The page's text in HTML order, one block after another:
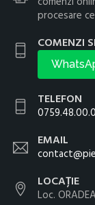
procesare
COMENZI
TELEFON
EMAIL
LOCAȚIE
Loc.